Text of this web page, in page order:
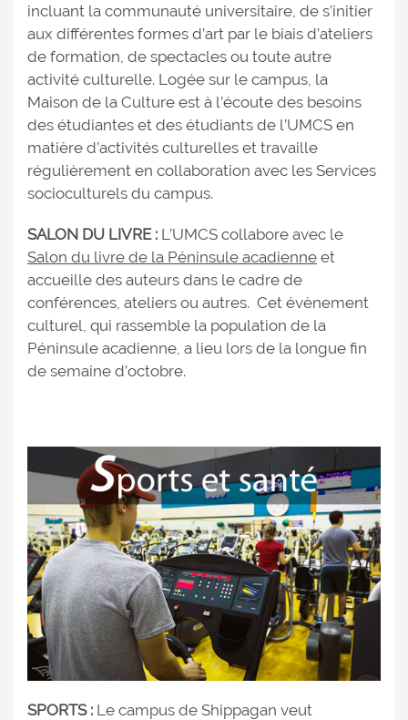
incluant la communauté universitaire, de s’initier
aux différentes formes d’art par le biais d’ateliers
de formation, de spectacles ou toute autre
activité culturelle. Logée sur le campus, la
Maison de la Culture est à l’écoute des besoins
des étudiantes et des étudiants de l’UMCS en
matière d’activités culturelles et travaille
régulièrement en collaboration avec les Services
socioculturels du campus.
SALON DU LIVRE : L’UMCS collabore avec le
Salon du livre de la Péninsule acadienne et
accueille des auteurs dans le cadre de
conférences, ateliers ou autres. Cet évènement
culturel, qui rassemble la population de la
Péninsule acadienne, a lieu lors de la longue fin
de semaine d’octobre.
SPORTS : Le campus de Shippagan veut